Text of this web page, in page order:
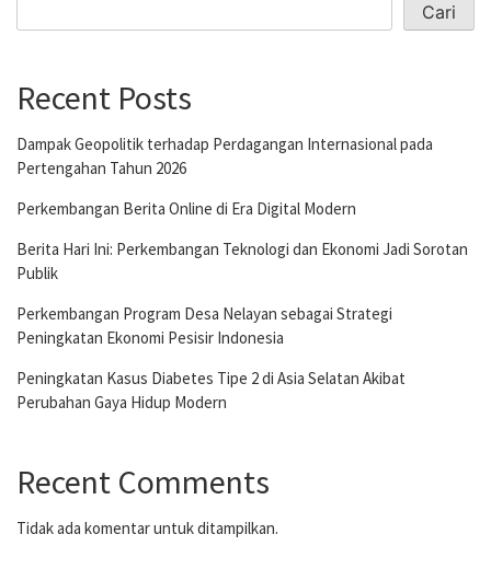
Cari
Recent Posts
Dampak Geopolitik terhadap Perdagangan Internasional pada
Pertengahan Tahun 2026
Perkembangan Berita Online di Era Digital Modern
Berita Hari Ini: Perkembangan Teknologi dan Ekonomi Jadi Sorotan
Publik
Perkembangan Program Desa Nelayan sebagai Strategi
Peningkatan Ekonomi Pesisir Indonesia
Peningkatan Kasus Diabetes Tipe 2 di Asia Selatan Akibat
Perubahan Gaya Hidup Modern
Recent Comments
Tidak ada komentar untuk ditampilkan.